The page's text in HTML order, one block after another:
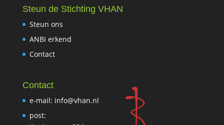
Steun de Stichting VHAN
Steun ons
ANBI erkend
Contact
Contact
e-mail: info@vhan.nl
post: